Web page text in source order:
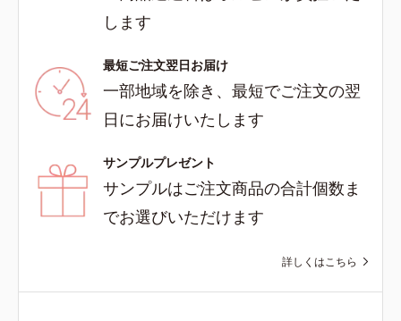
します
最短ご注文翌日お届け
一部地域を除き、最短でご注文の翌
日にお届けいたします
サンプルプレゼント
サンプルはご注文商品の合計個数ま
でお選びいただけます
詳しくはこちら